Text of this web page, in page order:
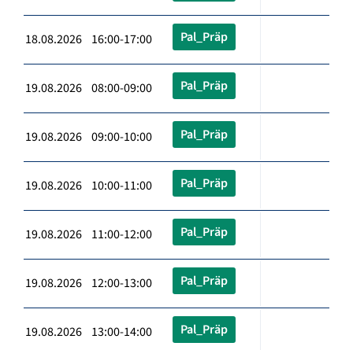
18.08.2026 16:00-17:00 Pal_Präp
19.08.2026 08:00-09:00 Pal_Präp
19.08.2026 09:00-10:00 Pal_Präp
19.08.2026 10:00-11:00 Pal_Präp
19.08.2026 11:00-12:00 Pal_Präp
19.08.2026 12:00-13:00 Pal_Präp
19.08.2026 13:00-14:00 Pal_Präp